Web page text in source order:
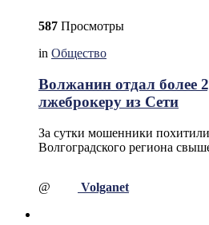
587 Просмотры
in Общество
Волжанин отдал более
лжеброкеру из Сети
За сутки мошенники
Волгоградского региона
@ Volganet